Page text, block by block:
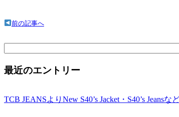
前の記事へ
最近のエントリー
TCB JEANSよりNew S40’s Jacket・S40’s Jeans